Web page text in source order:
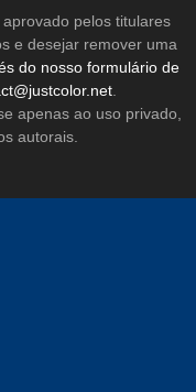
pelos titulares
e desejar remover uma
do nosso formulário de
.
apenas ao uso privado,
autorais.